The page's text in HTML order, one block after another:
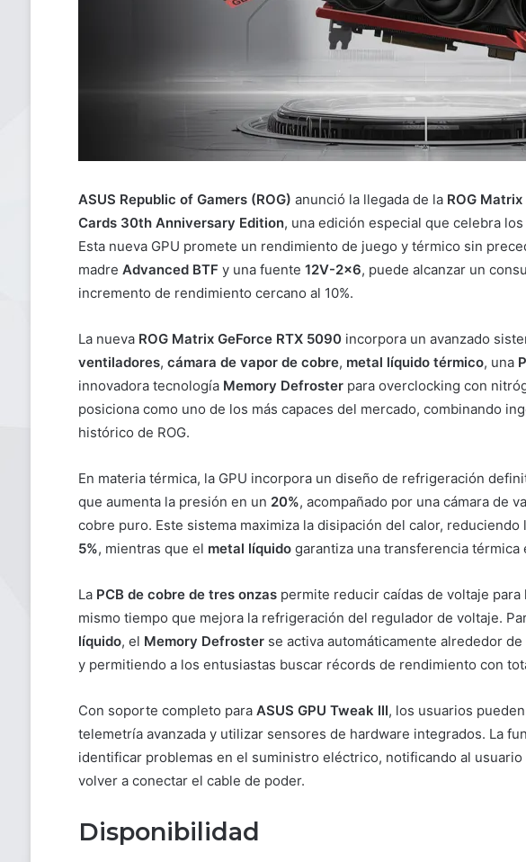
ASUS Republic of Gamers (ROG) anunció la llegada de la ROG
Cards 30th Anniversary Edition, una edición especial que celebra
Esta nueva GPU promete un rendimiento de juego y térmico sin
madre Advanced BTF y una fuente 12V-2×6, puede alcanzar un
incremento de rendimiento cercano al 10%.
La nueva ROG Matrix GeForce RTX 5090incorpora un avanzado
ventiladores, cámara de vapor de cobre, metal líquido térmico, una
innovadora tecnología Memory Defrosterpara overclocking con
posiciona como uno de los más capaces del mercado, combinando
histórico de ROG.
En materia térmica, la GPU incorpora un diseño de refrigeración
que aumenta la presión en un 20%, acompañado por una cámara de
cobre puro. Este sistema maximiza la disipación del calor, reduciendo
5%, mientras que el metal líquidogarantiza una transferencia térmica
La PCB de cobre de tres onzaspermite reducir caídas de voltaje
mismo tiempo que mejora la refrigeración del regulador de voltaje.
líquido, el Memory Defrosterse activa automáticamente alrededor
y permitiendo a los entusiastas buscar récords de rendimiento con
Con soporte completo para ASUS GPU Tweak III, los usuarios
telemetría avanzada y utilizar sensores de hardware integrados. La
identificar problemas en el suministro eléctrico, notificando al
volver a conectar el cable de poder.
Disponibilidad